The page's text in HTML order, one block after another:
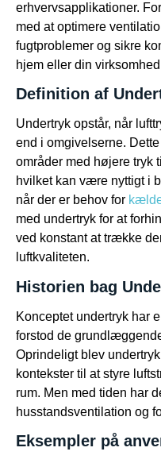
erhvervsapplikationer.
med at optimere
fugtproblemer og sikre
hjem eller din
Definition af
Undertryk opstår, når
end i omgivelserne.
områder med højere tryk
hvilket kan være nyttigt i
når der er behov for
med undertryk for at
ved konstant at trække
luftkvaliteten.
Historien bag
Konceptet undertryk har
forstod de
Oprindeligt blev
kontekster til at styre
rum. Men med tiden har
husstandsventilation og
Eksempler på